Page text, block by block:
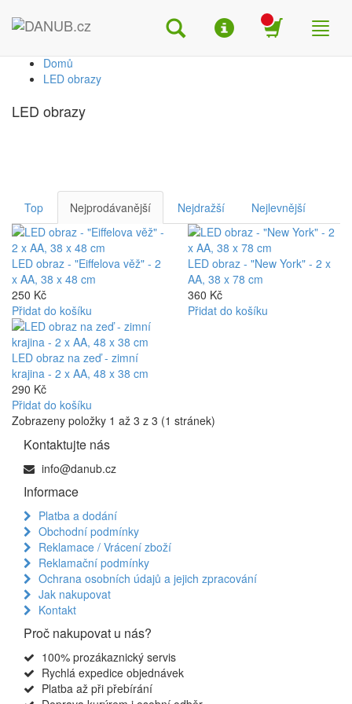
Shop
Menu
Search
Domů
LED obrazy
LED obrazy
Top Nejprodávanější Nejdražší Nejlevnější
LED obraz - "Eiffelova věž" - 2
x AA, 38 x 48 cm
250 Kč
Přidat do košíku
LED obraz - "New York" - 2 x
AA, 38 x 78 cm
360 Kč
Přidat do košíku
LED obraz na zeď - zimní
krajina - 2 x AA, 48 x 38 cm
290 Kč
Přidat do košíku
Zobrazeny položky 1 až 3 z 3 (1 stránek)
Kontaktujte nás
info@danub.cz
Informace
Platba a dodání
Obchodní podmínky
Reklamace / Vrácení zboží
Reklamační podmínky
Ochrana osobních údajů a jejich zpracování
Jak nakupovat
Kontakt
Proč nakupovat u nás?
100% prozákaznický servis
Rychlá expedice objednávek
Platba až při přebírání